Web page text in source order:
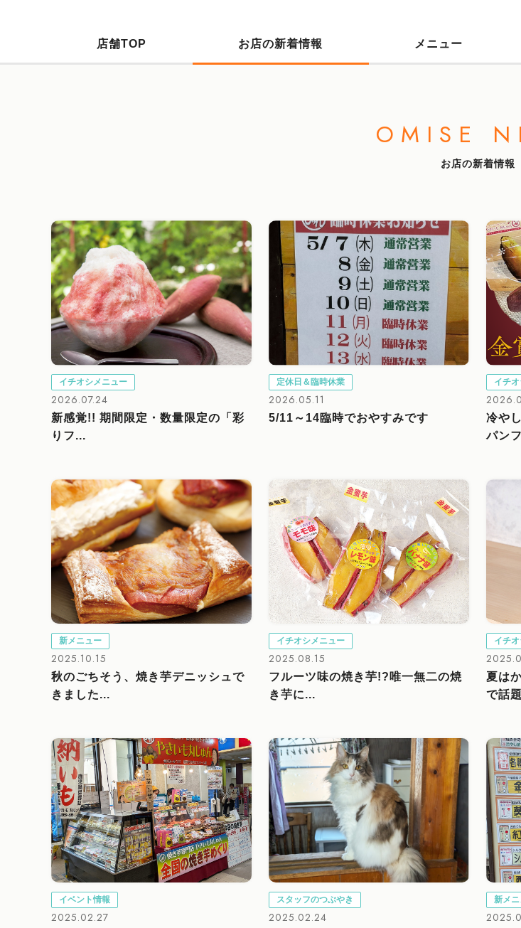
店舗TOP お店の新着情報 メニュー
OMISE
お店の新着情報
イチオシメニュー
2026.07.24
新感覚!! 期間限定・数量限定の「彩
りフ...
定休日＆臨時休業
2026.05.11
5/11～14臨時でおやすみです
イチ
冷や
パン
新メニュー
2025.10.15
秋のごちそう、焼き芋デニッシュで
きました...
イチオシメニュー
2025.08.15
フルーツ味の焼き芋!?唯一無二の焼
き芋に...
イチ
夏は
で話
イベント情報
2025.02.27
スタッフのつぶやき
2025.02.24
新メ